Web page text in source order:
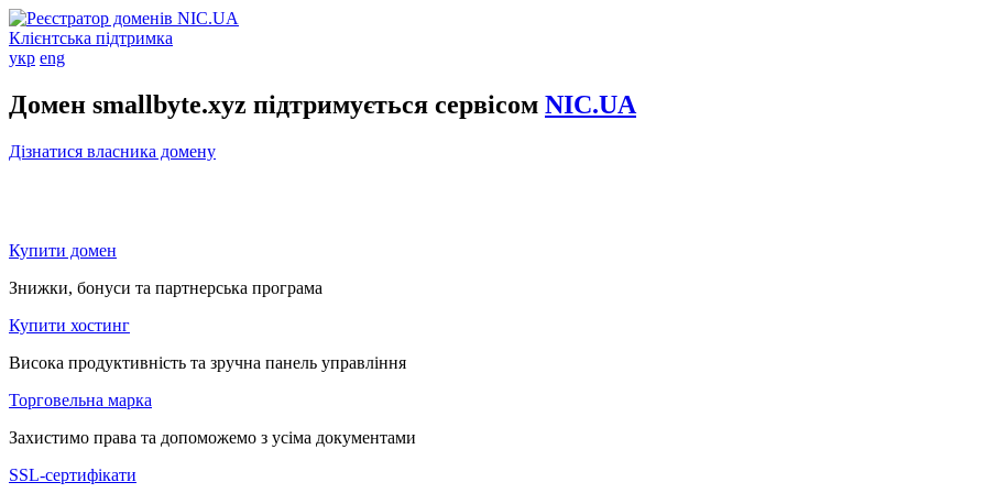
Клієнтська підтримка
укр eng
Домен smallbyte.xyz підтримується сервісом NIC.UA
Дізнатися власника домену
Купити домен
Знижки, бонуси та партнерська програма
Купити хостинг
Висока продуктивність та зручна панель управління
Торговельна марка
Захистимо права та допоможемо з усіма документами
SSL-сертифікати